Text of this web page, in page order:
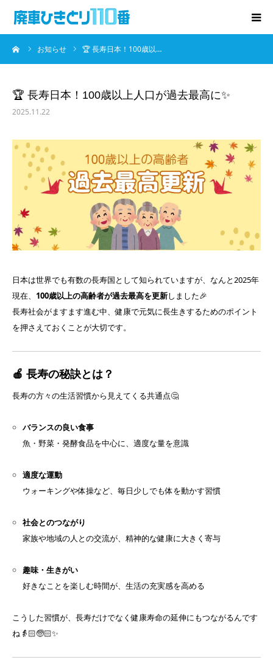
お知らせ 🏆 長寿日本！100歳以…
🏆 長寿日本！100歳以上人口が過去最高に✨
2025.11.22
日本は世界でも有数の長寿国として知られていますが、なんと2025年
現在、 100歳以上の高齢者が過去最高を更新しました🎉
長寿社会がますます進む中、健康で元気に長生きするためのポイント
を押さえておくことが大切です。
🍎 長寿の秘訣とは？
長寿の方々の生活習慣から見えてくる共通点🤔
バランスの良い食事
魚・野菜・発酵食品を中心に、適度な量を意識
適度な運動
ウォーキングや体操など、毎日少しでも体を動かす習慣
社会とのつながり
家族や地域の人との交流が、精神的な健康に大きく寄与
趣味・生きがい
好きなことを楽しむ時間が、生活の充実感を高める
こうした習慣が、長寿だけでなく健康寿命の延伸にもつながるんです
ね👵🏻🧓🏻✨
廃車･事故車の買取
お役立ち情報
お知らせ
会社概要